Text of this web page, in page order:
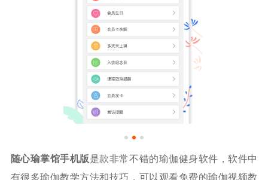
随心瑜掌馆手机版是款非常不错的瑜伽健身软件，软件中
有很多瑜伽教学方法和技巧，可以观看免费的瑜伽视频教